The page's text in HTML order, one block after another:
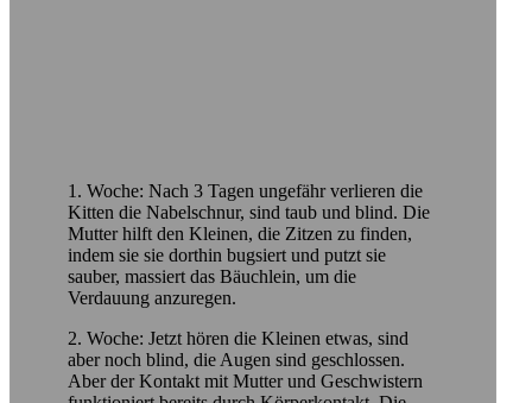
1. Woche: Nach 3 Tagen ungefähr verlieren die
Kitten die Nabelschnur, sind taub und blind. Die
Mutter hilft den Kleinen, die Zitzen zu finden,
indem sie sie dorthin bugsiert und putzt sie
sauber, massiert das Bäuchlein, um die
Verdauung anzuregen.
2. Woche: Jetzt hören die Kleinen etwas, sind
aber noch blind, die Augen sind geschlossen.
Aber der Kontakt mit Mutter und Geschwistern